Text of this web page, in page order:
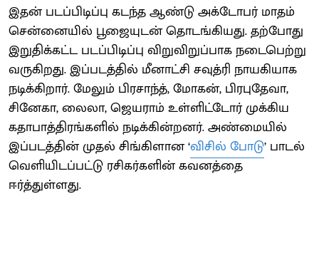
இதன் படப்பிடிப்பு கடந்த ஆண்டு அக்டோபர் மாதம்
சென்னையில் பூஜையுடன் தொடங்கியது. தற்போது
இறுதிக்கட்ட படப்பிடிப்பு விறுவிறுப்பாக நடைபெற்று
வருகிறது. இப்படத்தில் மீனாட்சி சவுத்ரி நாயகியாக
நடிக்கிறார். மேலும் பிரசாந்த், மோகன், பிரபுதேவா,
சினேகா, லைலா, ஜெயராம் உள்ளிட்டோர் முக்கிய
கதாபாத்திரங்களில் நடிக்கின்றனர். அண்மையில்
இப்படத்தின் முதல் சிங்கிளான ‘விசில் போடு’ பாடல்
வெளியிடப்பட்டு ரசிகர்களின் கவனத்தை
ஈர்த்துள்ளது.